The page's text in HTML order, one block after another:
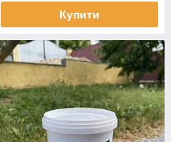
Купити